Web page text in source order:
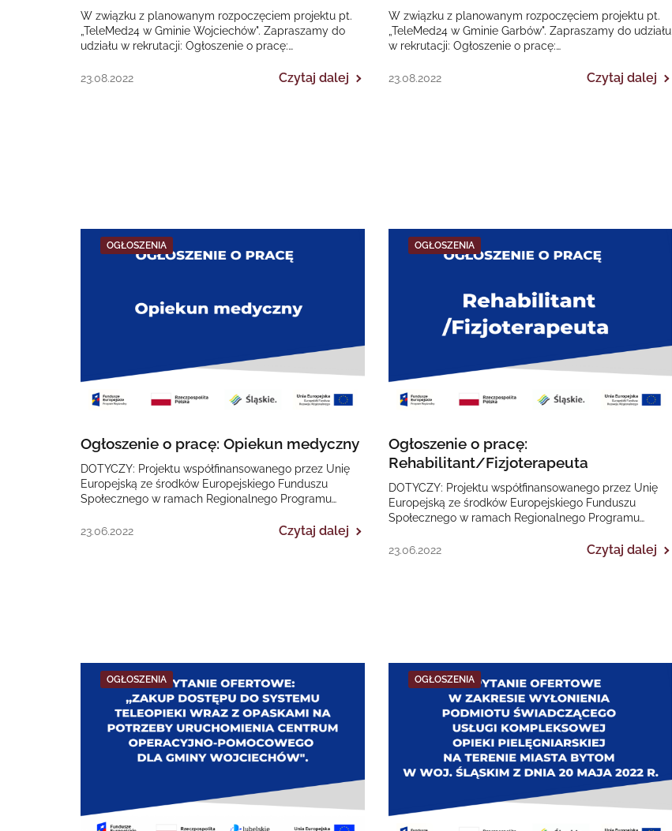
W związku z planowanym rozpoczęciem projektu pt.
„TeleMed24 w Gminie Wojciechów". Zapraszamy do
udziału w rekrutacji: Ogłoszenie o pracę:
Operacyjnego Województwa…
23.08.2022 Czytaj dalej
W związku z planowanym rozpoczęciem projektu pt.
„TeleMed24 w Gminie Garbów". Zapraszamy do udziału
w rekrutacji: Ogłoszenie o pracę:
Operacyjnego Województwa…
23.08.2022 Czytaj dalej
OGŁOSZENIA
Ogłoszenie o pracę: Opiekun medyczny
DOTYCZY: Projektu współfinansowanego przez Unię
Europejską ze środków Europejskiego Funduszu
Społecznego w ramach Regionalnego Programu
2020 „II EDYCJA Poprawa dostępności…
23.06.2022 Czytaj dalej
OGŁOSZENIA
Ogłoszenie o pracę:
Rehabilitant/Fizjoterapeuta
DOTYCZY: Projektu współfinansowanego przez Unię
Europejską ze środków Europejskiego Funduszu
Społecznego w ramach Regionalnego Programu
2020 „II EDYCJA Poprawa dostępności…
23.06.2022 Czytaj dalej
OGŁOSZENIA OGŁOSZENIA